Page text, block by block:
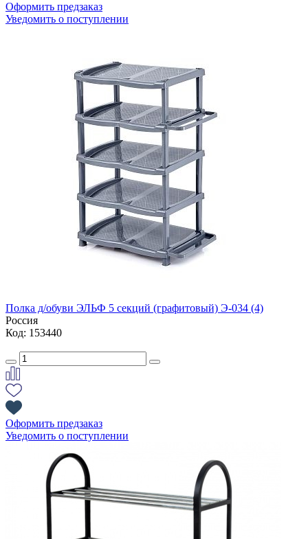
Оформить предзаказ
Уведомить о поступлении
Полка д/обуви ЭЛЬФ 5 секций (графитовый) Э-034 (4)
Россия
Код: 153440
Оформить предзаказ
Уведомить о поступлении